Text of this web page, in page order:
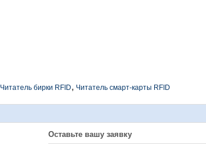
Читатель бирки RFID, Читатель смарт-карты RFID
Оставьте вашу заявку